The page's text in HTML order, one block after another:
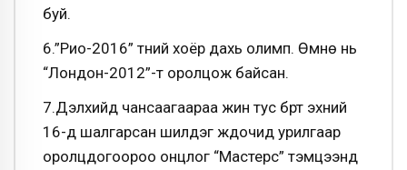
буй.
6.”Рио-2016” түүний хоёр дахь олимп. Өмнө нь
“Лондон-2012”-т оролцож байсан.
7.Дэлхийд чансаагаараа жин тус бүрт эхний
16-д шалгарсан шилдэг жүдочид урилгаар
оролцдогоороо онцлог “Мастерс” тэмцээнд